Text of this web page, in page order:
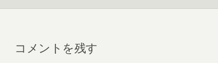
コメントを残す